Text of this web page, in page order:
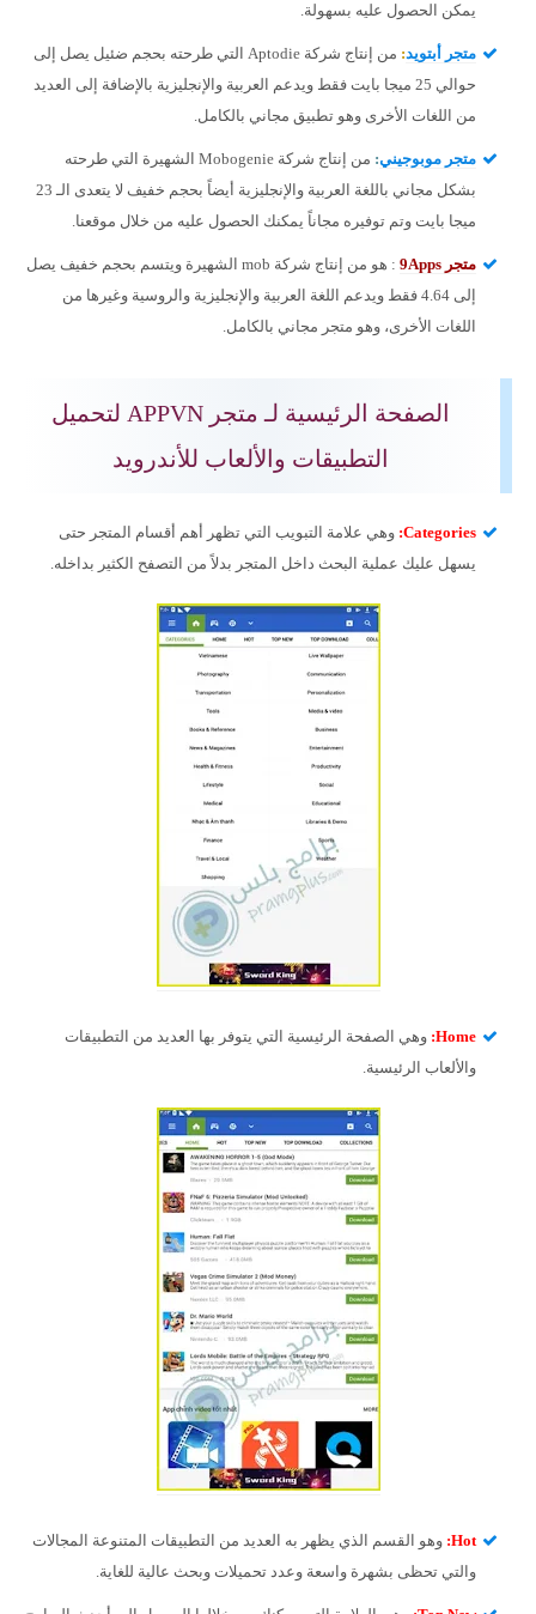
يمكن الحصول عليه بسهولة.
متجر أبتويد:
من إنتاج شركة Aptodie التي طرحته بحجم ضئيل يصل إلى
حوالي 25 ميجا بايت فقط ويدعم العربية والإنجليزية بالإضافة إلى العديد
من اللغات الأخرى وهو تطبيق مجاني بالكامل.
متجر موبوجيني:
من إنتاج شركة Mobogenie الشهيرة التي طرحته
بشكل مجاني باللغة العربية والإنجليزية أيضاً بحجم خفيف لا يتعدى الـ 23
ميجا بايت وتم توفيره مجاناً يمكنك الحصول عليه من خلال موقعنا.
متجر 9Apps
: هو من إنتاج شركة mob الشهيرة ويتسم بحجم خفيف يصل
إلى 4.64 فقط ويدعم اللغة العربية والإنجليزية والروسية وغيرها من
اللغات الأخرى، وهو متجر مجاني بالكامل.
الصفحة الرئيسية لـ متجر APPVN لتحميل
التطبيقات والألعاب للأندرويد
Categories
: وهي علامة التبويب التي تظهر أهم أقسام المتجر حتى
يسهل عليك عملية البحث داخل المتجر بدلاً من التصفح الكثير بداخله.
Home
: وهي الصفحة الرئيسية التي يتوفر بها العديد من التطبيقات
والألعاب الرئيسية.
Hot
: وهو القسم الذي يظهر به العديد من التطبيقات المتنوعة المجالات
والتي تحظى بشهرة واسعة وعدد تحميلات وبحث عالية للغاية.